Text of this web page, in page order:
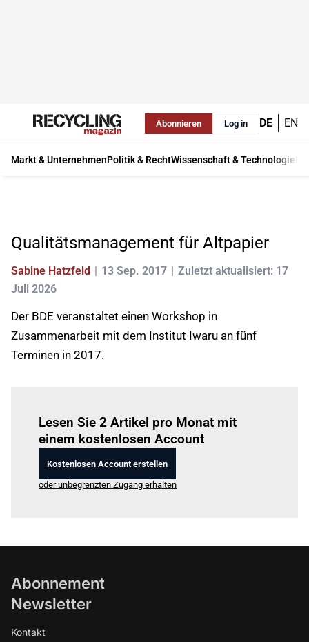
Abonnieren Log in DE EN
Markt & UnternehmenPolitik & RechtWissenschaft & Technologie
Qualitätsmanagement für Altpapier
Sabine Hatzfeld 13 Sep. 2017
Zuletzt aktualisiert: 17
Juli 2026
Der BDE veranstaltet einen Workshop in
Zusammenarbeit mit dem Institut Iwaru an fünf
Terminen in 2017.
Lesen Sie 2 Artikel pro Monat mit
einem kostenlosen Account
Kostenlosen Account erstellen
oder unbegrenzten Zugang erhalten
Abonnement
Newsletter
Kontakt